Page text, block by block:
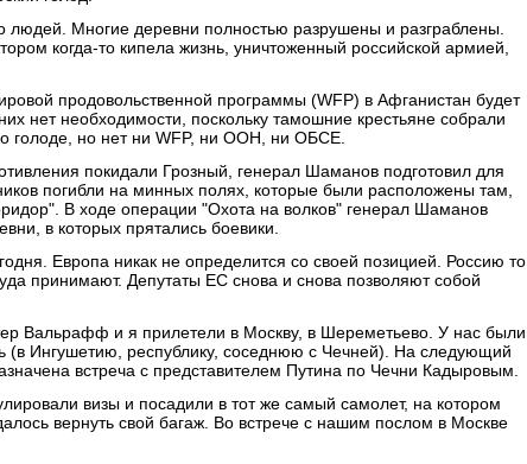
людей. Многие деревни полностью разрушены и разграблены.
когда-то кипела жизнь, уничтоженный российской армией,
продовольственной программы (WFP) в Афганистан будет
нет необходимости, поскольку тамошние крестьяне собрали
голоде, но нет ни WFP, ни ООН, ни ОБСЕ.
покидали Грозный, генерал Шаманов подготовил для
погибли на минных полях, которые были расположены там,
В ходе операции "Охота на волков" генерал Шаманов
в которых прятались боевики.
Европа никак не определится со своей позицией. Россию то
принимают. Депутаты ЕС снова и снова позволяют собой
Вальрафф и я прилетели в Москву, в Шереметьево. У нас были
(в Ингушетию, республику, соседнюю с Чечней). На следующий
встреча с представителем Путина по Чечни Кадыровым.
визы и посадили в тот же самый самолет, на котором
вернуть свой багаж. Во встрече с нашим послом в Москве